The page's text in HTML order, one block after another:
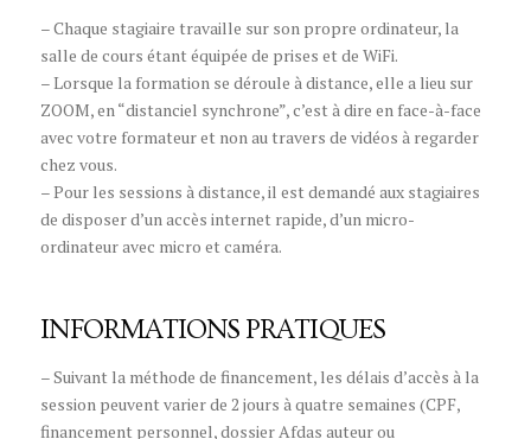
– Chaque stagiaire travaille sur son propre ordinateur, la
salle de cours étant équipée de prises et de WiFi.
– Lorsque la formation se déroule à distance, elle a lieu sur
ZOOM, en “distanciel synchrone”, c’est à dire en face-à-face
avec votre formateur et non au travers de vidéos à regarder
chez vous.
– Pour les sessions à distance, il est demandé aux stagiaires
de disposer d’un accès internet rapide, d’un micro-
ordinateur avec micro et caméra.
INFORMATIONS PRATIQUES
– Suivant la méthode de financement, les délais d’accès à la
session peuvent varier de 2 jours à quatre semaines (CPF,
financement personnel, dossier Afdas auteur ou